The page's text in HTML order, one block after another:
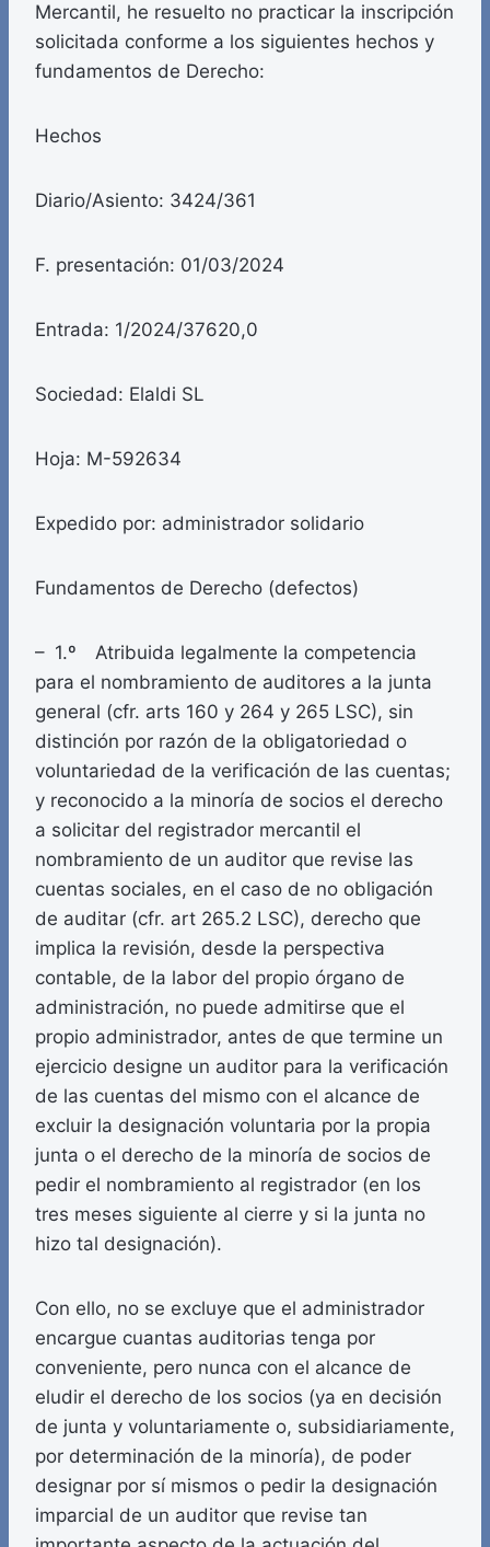
Mercantil, he resuelto no practicar la inscripción
solicitada conforme a los siguientes hechos y
fundamentos de Derecho:
Hechos
Diario/Asiento: 3424/361
F. presentación: 01/03/2024
Entrada: 1/2024/37620,0
Sociedad: Elaldi SL
Hoja: M-592634
Expedido por: administrador solidario
Fundamentos de Derecho (defectos)
– 1.º Atribuida legalmente la competencia
para el nombramiento de auditores a la junta
general (cfr. arts 160 y 264 y 265 LSC), sin
distinción por razón de la obligatoriedad o
voluntariedad de la verificación de las cuentas;
y reconocido a la minoría de socios el derecho
a solicitar del registrador mercantil el
nombramiento de un auditor que revise las
cuentas sociales, en el caso de no obligación
de auditar (cfr. art 265.2 LSC), derecho que
implica la revisión, desde la perspectiva
contable, de la labor del propio órgano de
administración, no puede admitirse que el
propio administrador, antes de que termine un
ejercicio designe un auditor para la verificación
de las cuentas del mismo con el alcance de
excluir la designación voluntaria por la propia
junta o el derecho de la minoría de socios de
pedir el nombramiento al registrador (en los
tres meses siguiente al cierre y si la junta no
hizo tal designación).
Con ello, no se excluye que el administrador
encargue cuantas auditorias tenga por
conveniente, pero nunca con el alcance de
eludir el derecho de los socios (ya en decisión
de junta y voluntariamente o, subsidiariamente,
por determinación de la minoría), de poder
designar por sí mismos o pedir la designación
imparcial de un auditor que revise tan